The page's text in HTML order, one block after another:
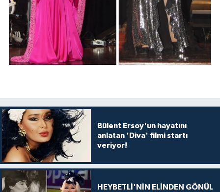
Bülent Ersoy'un hayatını
anlatan 'Diva' filmi startı
veriyor!
HEYBETLİ'NİN ELİNDEN GÖNÜL